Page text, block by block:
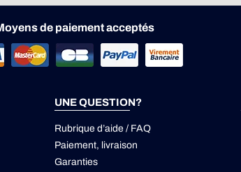
de paiement acceptés
UNE QUESTION?
Rubrique d’aide / FAQ
Paiement, livraison
Garanties